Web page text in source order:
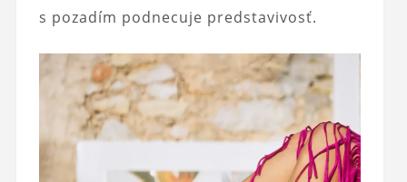
s pozadím podnecuje predstavivosť.